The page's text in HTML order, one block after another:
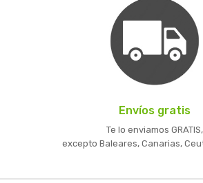
Envíos gratis
Te lo enviamos GRATIS,
excepto Baleares, Canarias,